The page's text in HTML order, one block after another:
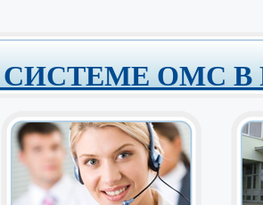
СИСТЕМЕ ОМС В